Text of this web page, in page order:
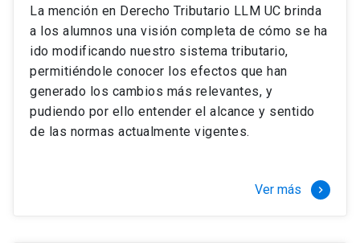
completamente a la actividad de graduación de
diciembre a marzo.
2 cursos mínimos (10 créditos) Primer
semestre
+ 5 cursos a elección (50 créditos) Primer
semestre
+ 4 cursos a elección (40 créditos)
tres meses a tiempo completo (20
La mención en Derecho Tributario LLM UC brinda
a los alumnos una visión completa de cómo se ha
ido modificando nuestro sistema tributario,
permitiéndole conocer los efectos que han
generado los cambios más relevantes, y
pudiendo por ello entender el alcance y sentido
de las normas actualmente vigentes.
Ver más keyboard_arrow_right